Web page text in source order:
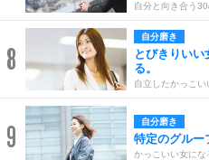
自分と向き合う
8
自分磨き
とびきりい
る。
自立したかっこ
9 自分磨き
特定のグルー
かっこいい女に